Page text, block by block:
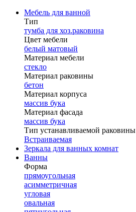
Мебель для ванной
Тип
тумба для хоз.раковина
Цвет мебели
белый матовый
Материал мебели
стекло
Материал раковины
бетон
Материал корпуса
массив бука
Материал фасада
массив бука
Тип устанавливаемой раковины
Встраиваемая
Зеркала для ванных комнат
Ванны
Форма
прямоугольная
асимметричная
угловая
овальная